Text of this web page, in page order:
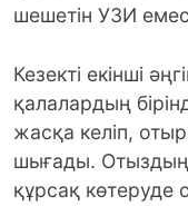
шешетін УЗИ
Кезекті екінші
қалалардың
жасқа келіп,
шығады. Отыздың
құрсақ